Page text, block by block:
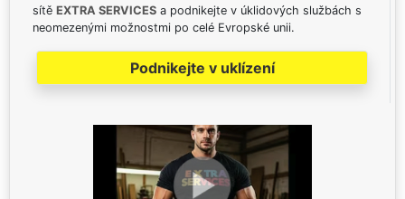
sítě EXTRA SERVICES a podnikejte v úklidových službách s
neomezenými možnostmi po celé Evropské unii.
Podnikejte v uklízení